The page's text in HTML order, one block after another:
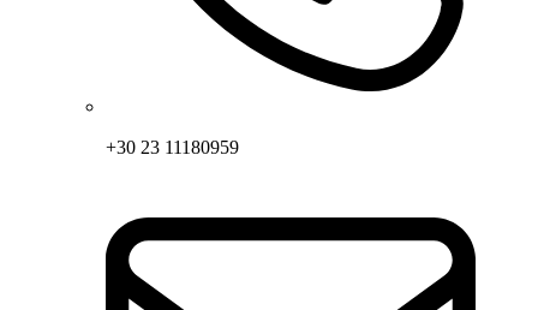
+30 23 11180959